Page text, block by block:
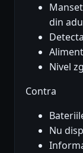
din
Nivel
Contra
Nu